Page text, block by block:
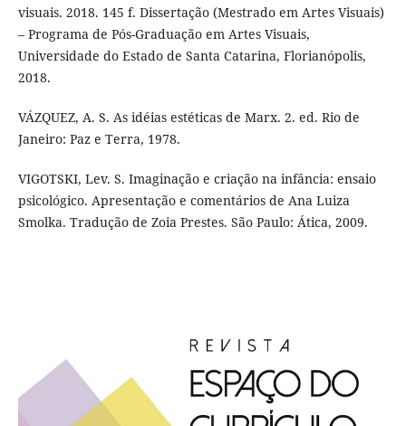
visuais. 2018. 145 f. Dissertação (Mestrado em Artes Visuais)
– Programa de Pós-Graduação em Artes Visuais,
Universidade do Estado de Santa Catarina, Florianópolis,
2018.
VÁZQUEZ, A. S. As idéias estéticas de Marx. 2. ed. Rio de
Janeiro: Paz e Terra, 1978.
VIGOTSKI, Lev. S. Imaginação e criação na infância: ensaio
psicológico. Apresentação e comentários de Ana Luiza
Smolka. Tradução de Zoia Prestes. São Paulo: Ática, 2009.